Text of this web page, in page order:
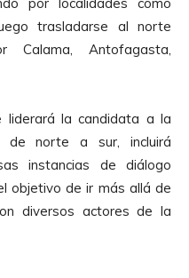
trasladarse al norte
Calama, Antofagasta,
liderará la candidata a la
de norte a sur, incluirá
instancias de diálogo
objetivo de ir más allá de
diversos actores de la